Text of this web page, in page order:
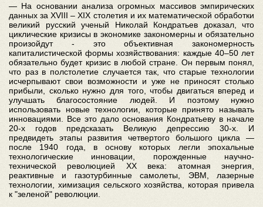
— На основании анализа огромных массивов эмпирических
данных за XVIII – XIX столетия и их математической обработки
великий русский ученый Николай Кондратьев доказал, что
циклические кризисы в экономике закономерны и обязательно
произойдут - это объективная закономерность
капиталистической формы хозяйствования: каждые 40–50 лет
обязательно будет кризис в любой стране. Он первым понял,
что раз в полстолетие случается так, что старые технологии
исчерпывают свои возможности и уже не приносят столько
прибыли, сколько нужно для того, чтобы двигаться вперед и
улучшать благосостояние людей. И поэтому нужно
использовать новые технологии, которые принято называть
инновациями. Все это дало основания Кондратьеву в начале
20-х годов предсказать Великую депрессию 30-х. И
предвидеть этапы развития четвертого большого цикла —
после 1940 года, в основу которых легли эпохальные
технологические инновации, порожденные научно-
технической революцией XX века: атомная энергия,
реактивные и газотурбинные самолеты, ЭВМ, лазерные
технологии, химизация сельского хозяйства, которая привела
к "зеленой" революции.